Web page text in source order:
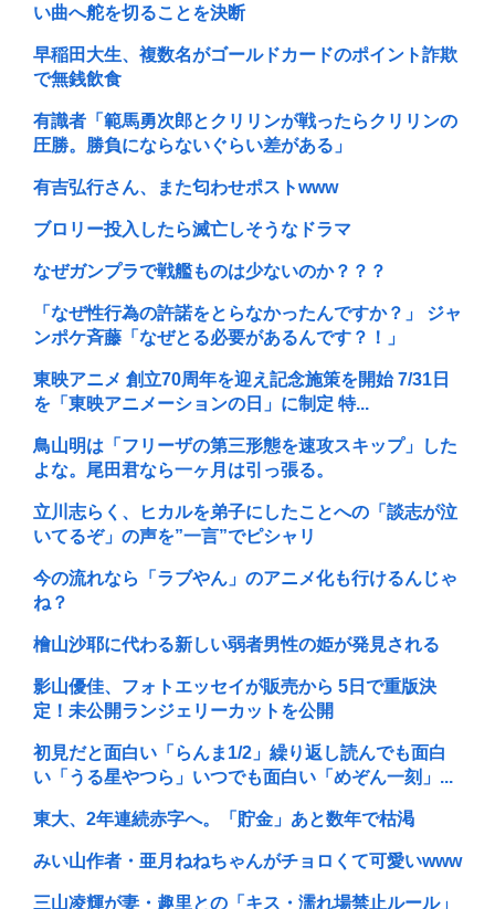
い曲へ舵を切ることを決断
早稲田大生、複数名がゴールドカードのポイント詐欺
で無銭飲食
有識者「範馬勇次郎とクリリンが戦ったらクリリンの
圧勝。勝負にならないぐらい差がある」
有吉弘行さん、また匂わせポストwww
ブロリー投入したら滅亡しそうなドラマ
なぜガンプラで戦艦ものは少ないのか？？？
「なぜ性行為の許諾をとらなかったんですか？」 ジャ
ンポケ斉藤「なぜとる必要があるんです？！」
東映アニメ 創立70周年を迎え記念施策を開始 7/31日
を「東映アニメーションの日」に制定 特...
鳥山明は「フリーザの第三形態を速攻スキップ」した
よな。尾田君なら一ヶ月は引っ張る。
立川志らく、ヒカルを弟子にしたことへの「談志が泣
いてるぞ」の声を”一言”でピシャリ
今の流れなら「ラブやん」のアニメ化も行けるんじゃ
ね？
檜山沙耶に代わる新しい弱者男性の姫が発見される
影山優佳、フォトエッセイが販売から 5日で重版決
定！未公開ランジェリーカットを公開
初見だと面白い「らんま1/2」繰り返し読んでも面白
い「うる星やつら」いつでも面白い「めぞん一刻」...
東大、2年連続赤字へ。「貯金」あと数年で枯渇
みい山作者・亜月ねねちゃんがチョロくて可愛いwww
三山凌輝が妻・趣里との「キス・濡れ場禁止ルール」